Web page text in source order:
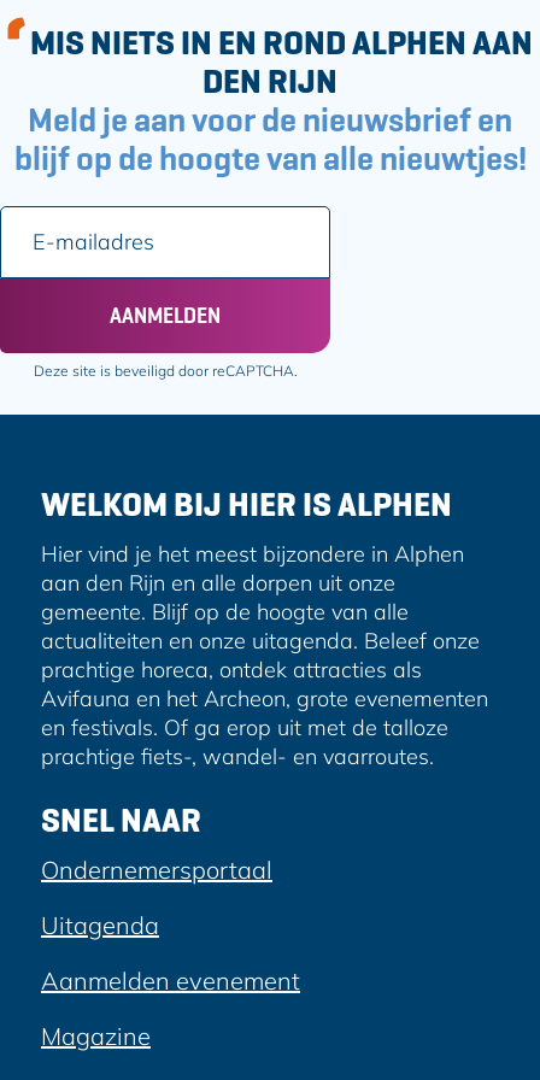
MIS NIETS IN EN ROND ALPHEN AAN
DEN RIJN
Meld je aan voor de nieuwsbrief en
blijf op de hoogte van alle nieuwtjes!
E
m
l
d
AANMELDEN
Deze site is beveiligd door reCAPTCHA.
WELKOM BIJ HIER IS ALPHEN
Hier vind je het meest bijzondere in Alphen
aan den Rijn en alle dorpen uit onze
gemeente. Blijf op de hoogte van alle
actualiteiten en onze uitagenda. Beleef onze
prachtige horeca, ontdek attracties als
Avifauna en het Archeon, grote evenementen
en festivals. Of ga erop uit met de talloze
prachtige fiets-, wandel- en vaarroutes.
SNEL NAAR
Ondernemersportaal
Uitagenda
Aanmelden evenement
Magazine